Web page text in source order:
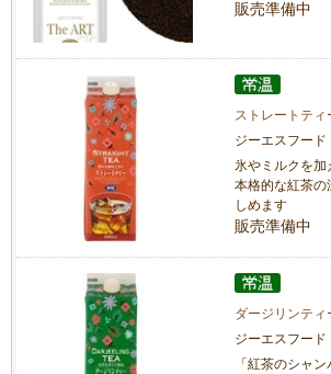
販売準備中
ストレートティ
ジーエスフード
氷やミルクを加
本格的な紅茶の
しめます
販売準備中
ダージリンティ
ジーエスフード
「紅茶のシャ